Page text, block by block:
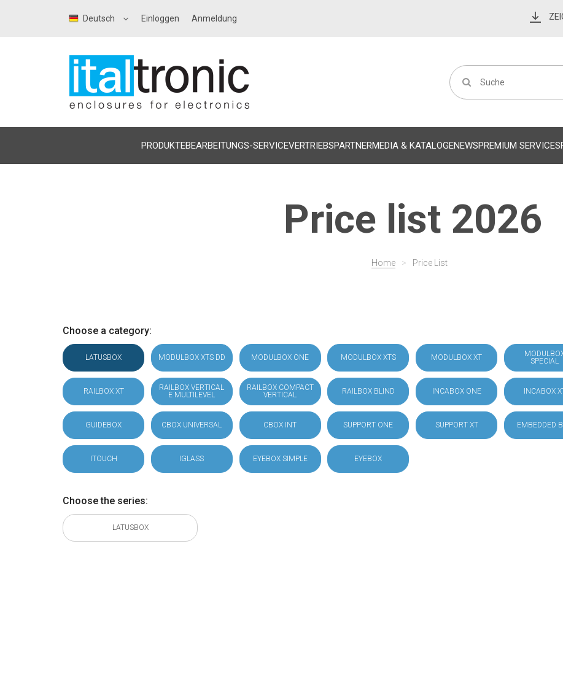
Deutsch Einloggen Anmeldung
PRODUKTEBEARBEITUNGS-SERVICEVERTRIEBSPARTNERMEDIA & KATALOGENEWSPREMIUM SERVICES
Price list 2026
Home > Price List
Choose a category:
LATUSBOX MODULBOX XTS DD MODULBOX ONE MODULBOX XTS MODULBOX XT
SPECIAL
RAILBOX XT
RAILBOX VERTICAL
E MULTILEVEL
RAILBOX COMPACT
VERTICAL
RAILBOX BLIND INCABOX ONE INCABOX
GUIDEBOX CBOX UNIVERSAL CBOX INT SUPPORT ONE SUPPORT XT EMBEDDED
ITOUCH IGLASS EYEBOX SIMPLE EYEBOX
Choose the series:
LATUSBOX